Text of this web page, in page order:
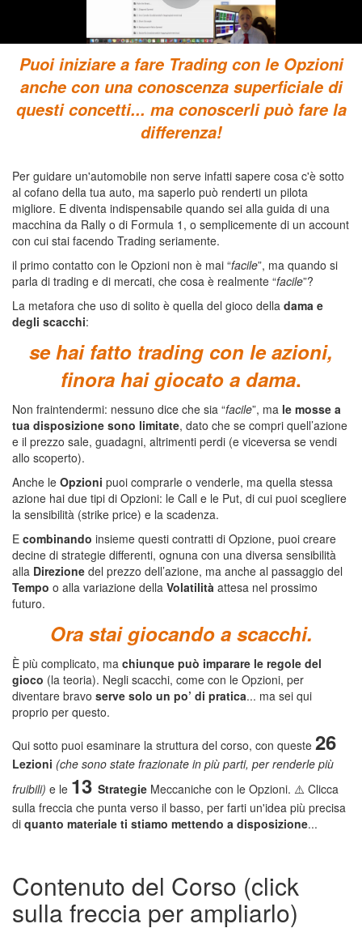
(Luca Giusti ti presenta il Corso e i suoi Contenuti)
Puoi iniziare a fare Trading con le Opzioni
anche con una conoscenza superficiale di
questi concetti... ma conoscerli può fare la
differenza!
Per guidare un'automobile non serve infatti sapere cosa c'è sotto
al cofano della tua auto, ma saperlo può renderti un pilota
migliore. E diventa indispensabile quando sei alla guida di una
macchina da Rally o di Formula 1, o semplicemente di un account
con cui stai facendo Trading seriamente.
il primo contatto con le Opzioni non è mai “facile”, ma quando si
parla di trading e di mercati, che cosa è realmente “facile”?
La metafora che uso di solito è quella del gioco della dama e
degli scacchi:
se hai fatto trading con le azioni,
finora hai giocato a dama.
Non fraintendermi: nessuno dice che sia “facile”, ma le mosse a
tua disposizione sono limitate, dato che se compri quell’azione
e il prezzo sale, guadagni, altrimenti perdi (e viceversa se vendi
allo scoperto).
Anche le Opzioni puoi comprarle o venderle, ma quella stessa
azione hai due tipi di Opzioni: le Call e le Put, di cui puoi scegliere
la sensibilità (strike price) e la scadenza.
E combinando insieme questi contratti di Opzione, puoi creare
decine di strategie differenti, ognuna con una diversa sensibilità
alla Direzione del prezzo dell’azione, ma anche al passaggio del
Tempo o alla variazione della Volatilità attesa nel prossimo
futuro.
Ora stai giocando a scacchi.
È più complicato, ma chiunque può imparare le regole del
gioco (la teoria). Negli scacchi, come con le Opzioni, per
diventare bravo serve solo un po’ di pratica... ma sei qui
proprio per questo.
Qui sotto puoi esaminare la struttura del corso, con queste 26
Lezioni (che sono state frazionate in più parti, per renderle più
fruibili) e le 13 Strategie Meccaniche con le Opzioni. ⚠️ Clicca
sulla freccia che punta verso il basso, per farti un'idea più precisa
di quanto materiale ti stiamo mettendo a disposizione...
Contenuto del Corso (click
sulla freccia per ampliarlo)